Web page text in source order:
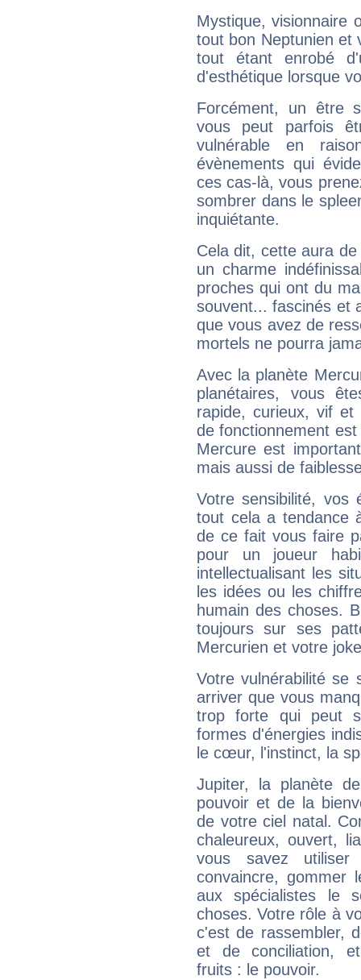
Mystique, visionnaire
tout bon Neptunien et
tout étant enrobé
d'esthétique lorsque
Forcément, un être
vous peut parfois
vulnérable en
évènements qui
ces cas-là, vous
sombrer dans le
inquiétante.
Cela dit, cette aura
un charme
proches qui ont du
souvent... fascinés et
que vous avez de
mortels ne pourra
Avec la planète
planétaires, vous
rapide, curieux, vif et
de fonctionnement
Mercure est
mais aussi de
Votre sensibilité,
tout cela a tendance
de ce fait vous faire
pour un joueur
intellectualisant les
les idées ou les
humain des choses.
toujours sur ses
Mercurien et votre
Votre vulnérabilité se
arriver que vous
trop forte qui peut
formes d'énergies
le cœur, l'instinct, la
Jupiter, la planète
pouvoir et de la
de votre ciel natal.
chaleureux, ouvert,
vous savez
convaincre, gommer
aux spécialistes le
choses. Votre rôle à
c'est de rassembler,
et de conciliation,
fruits : le pouvoir.